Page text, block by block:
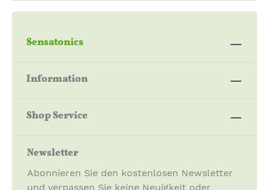
Sensatonics
Information
Shop Service
Newsletter
Abonnieren Sie den kostenlosen Newsletter
und verpassen Sie keine Neuigkeit oder